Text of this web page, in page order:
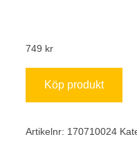
749 kr
Köp produkt
Artikelnr: 170710024